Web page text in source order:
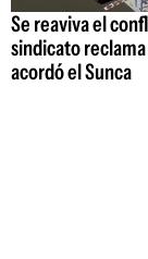
Se reaviva el
sindicato
acordó el Sunca